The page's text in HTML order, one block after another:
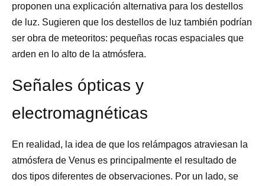
proponen una explicación alternativa para los destellos
de luz. Sugieren que los destellos de luz también podrían
ser obra de meteoritos: pequeñas rocas espaciales que
arden en lo alto de la atmósfera.
Señales ópticas y
electromagnéticas
En realidad, la idea de que los relámpagos atraviesan la
atmósfera de Venus es principalmente el resultado de
dos tipos diferentes de observaciones. Por un lado, se